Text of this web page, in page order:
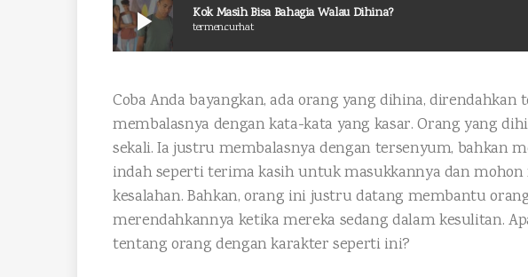
play_arrow Kok Masih Bisa Bahagia Walau Dihina?
termen.curhat
Coba Anda bayangkan, ada orang yang dihina,
membalasnya dengan kata-kata yang kasar. Orang yang
sekali. Ia justru membalasnya dengan tersenyum, bahkan
indah seperti terima kasih untuk masukkannya dan mohon
kesalahan. Bahkan, orang ini justru datang membantu
merendahkannya ketika mereka sedang dalam kesulitan.
tentang orang dengan karakter seperti ini?